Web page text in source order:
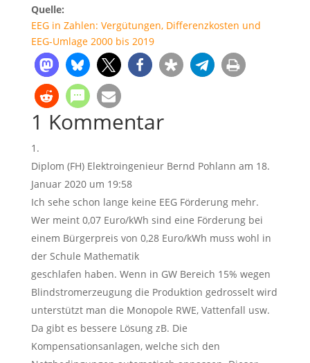
Quelle:
EEG in Zahlen: Vergütungen, Differenzkosten und
EEG-Umlage 2000 bis 2019
1 Kommentar
Diplom (FH) Elektroingenieur Bernd Pohlann am 18.
Januar 2020 um 19:58
Ich sehe schon lange keine EEG Förderung mehr.
Wer meint 0,07 Euro/kWh sind eine Förderung bei
einem Bürgerpreis von 0,28 Euro/kWh muss wohl in
der Schule Mathematik
geschlafen haben. Wenn in GW Bereich 15% wegen
Blindstromerzeugung die Produktion gedrosselt wird
unterstützt man die Monopole RWE, Vattenfall usw.
Da gibt es bessere Lösung zB. Die
Kompensationsanlagen, welche sich den